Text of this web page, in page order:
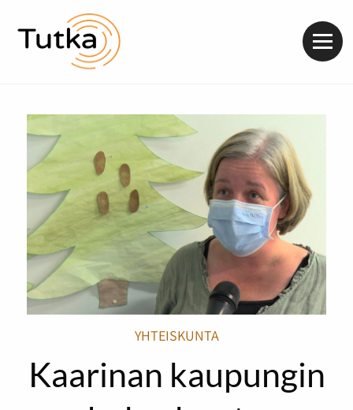
YHTEISKUNTA
Kaarinan kaupungin